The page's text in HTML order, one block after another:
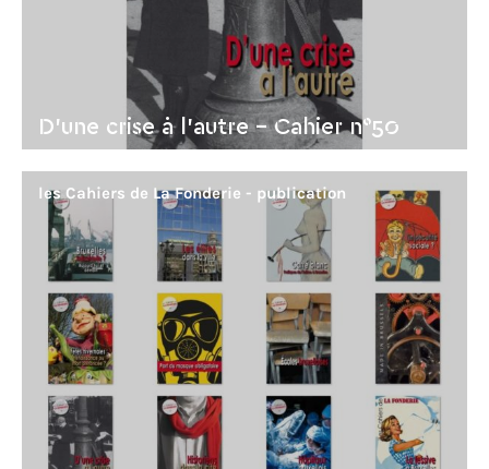
D'une crise à l'autre - Cahier n°50
les Cahiers de La Fonderie publication